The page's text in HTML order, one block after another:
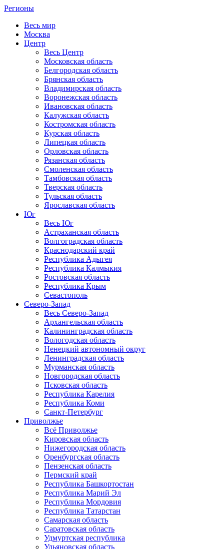
Регионы
Весь мир
Москва
Центр
Весь Центр
Московская область
Белгородская область
Брянская область
Владимирская область
Воронежская область
Ивановская область
Калужская область
Костромская область
Курская область
Липецкая область
Орловская область
Рязанская область
Смоленская область
Тамбовская область
Тверская область
Тульская область
Ярославская область
Юг
Весь Юг
Астраханская область
Волгоградская область
Краснодарский край
Республика Адыгея
Республика Калмыкия
Ростовская область
Республика Крым
Севастополь
Северо-Запад
Весь Северо-Запад
Архангельская область
Калининградская область
Вологодская область
Ненецкий автономный округ
Ленинградская область
Мурманская область
Новгородская область
Псковская область
Республика Карелия
Республика Коми
Санкт-Петербург
Приволжье
Всё Приволжье
Кировская область
Нижегородская область
Оренбургская область
Пензенская область
Пермский край
Республика Башкортостан
Республика Марий Эл
Республика Мордовия
Республика Татарстан
Самарская область
Саратовская область
Удмуртская республика
Ульяновская область